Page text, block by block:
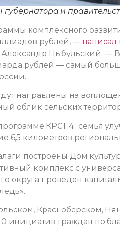
и
комплексного
рублей, — написал
Александр Цыбульский. —
рублей — самый
направлены на
облик сельских
КРСТ 41 семья
6,5 километров
построены Дом
комплекс с
округа проведен
Красноборском,
инициатив граждан по